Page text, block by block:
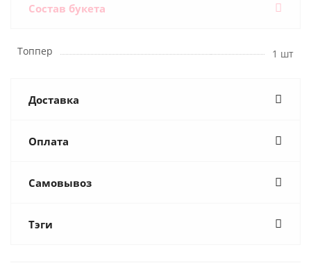
Состав букета
Топпер 1 шт
Доставка
Оплата
Самовывоз
Тэги